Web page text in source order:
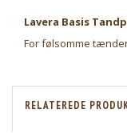
Lavera Basis
For følsomme
RELATEREDE